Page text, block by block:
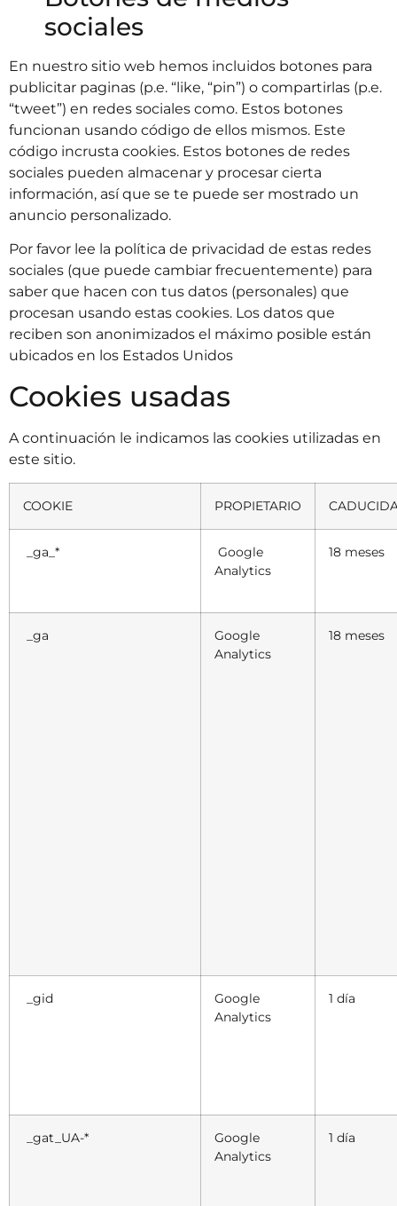
sociales
En nuestro sitio web hemos incluidos botones para
publicitar paginas (p.e. “like, “pin”) o compartirlas (p.e.
“tweet”) en redes sociales como. Estos botones
funcionan usando código de ellos mismos. Este
código incrusta cookies. Estos botones de redes
sociales pueden almacenar y procesar cierta
información, así que se te puede ser mostrado un
anuncio personalizado.
Por favor lee la política de privacidad de estas redes
sociales (que puede cambiar frecuentemente) para
saber que hacen con tus datos (personales) que
procesan usando estas cookies. Los datos que
reciben son anonimizados el máximo posible están
ubicados en los Estados Unidos
Cookies usadas
A continuación le indicamos las cookies utilizadas en
este sitio.
COOKIE PROPIETARIO
_ga_*
Google
Analytics
18 meses
_ga
Google
Analytics
18 meses
_gid
Google
Analytics
1 día
_gat_UA-*
Google
Analytics
1 día